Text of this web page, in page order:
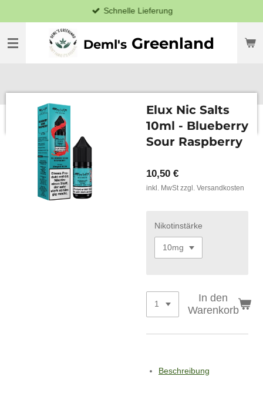
Hauptinhalt
springen
Deml's Greenland
Schnelle Lieferung
Elux Nic Salts
10ml - Blueberry
Sour Raspberry
10,50 €
inkl. MwSt zzgl. Versandkosten
Nikotinstärke
In den
Warenkorb
Beschreibung